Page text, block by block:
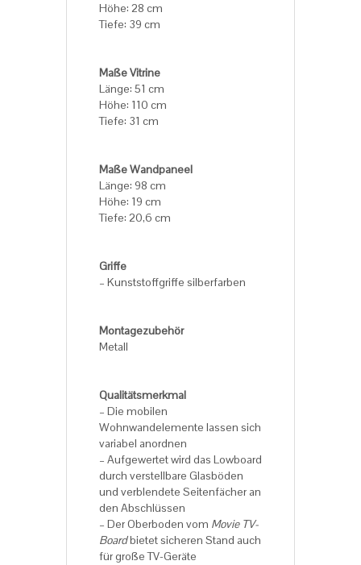
Höhe: 28 cm
Tiefe: 39 cm
Maße Vitrine
Länge: 51 cm
Höhe: 110 cm
Tiefe: 31 cm
Maße Wandpaneel
Länge: 98 cm
Höhe: 19 cm
Tiefe: 20,6 cm
Griffe
– Kunststoffgriffe silberfarben
Montagezubehör
Metall
Qualitätsmerkmal
– Die mobilen
Wohnwandelemente lassen sich
variabel anordnen
– Aufgewertet wird das Lowboard
durch verstellbare Glasböden
und verblendete Seitenfächer an
den Abschlüssen
– Der Oberboden vom Movie TV-
Boardbietet sicheren Stand auch
für große TV-Geräte